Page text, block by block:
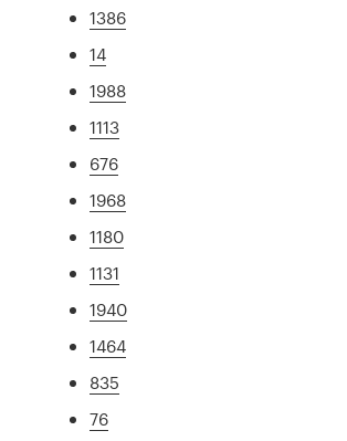
1386
14
1988
1113
676
1968
1180
1131
1940
1464
835
76